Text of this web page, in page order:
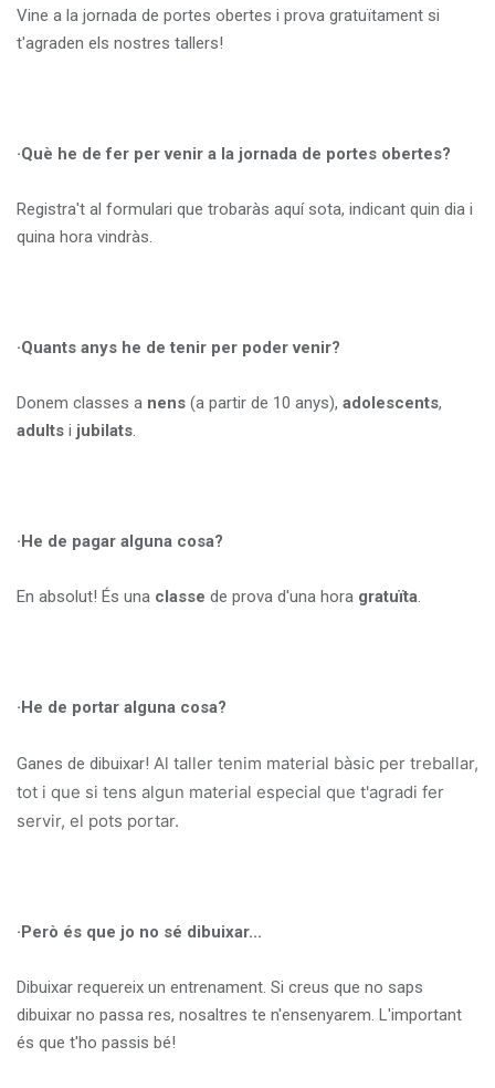
Vine a la jornada de portes obertes i prova gratuïtament si
t'agraden els nostres tallers!
·Què he de fer per venir a la jornada de portes obertes?
Registra't al formulari que trobaràs aquí sota, indicant quin dia i
quina hora vindràs.
·Quants anys he de tenir per poder venir?
Donem classes a nens (a partir de 10 anys), adolescents,
adults i jubilats.
·He de pagar alguna cosa?
En absolut! És una classe de prova d'una hora gratuïta.
·He de portar alguna cosa?
Ganes de dibuixar! Al taller tenim material bàsic per treballar,
tot i que si tens algun material especial que t'agradi fer
servir, el pots portar.
·Però és que jo no sé dibuixar...
Dibuixar requereix un entrenament. Si creus que no saps
dibuixar no passa res, nosaltres te n'ensenyarem. L'important
és que t'ho passis bé!